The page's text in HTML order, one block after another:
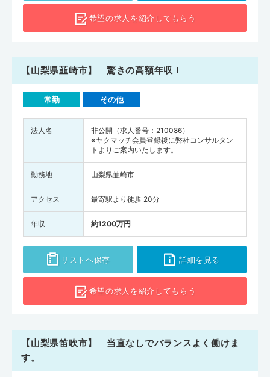
希望の求人を紹介してもらう
【山梨県韮崎市】 驚きの高額年収！
常勤 その他
法人名
非公開（求人番号：210086）
※ヤクマッチ会員登録後に弊社コンサルタン
トよりご案内いたします。
勤務地 山梨県韮崎市
アクセス 最寄駅より徒歩 20分
年収 約1200万円
リストへ保存 詳細を見る
希望の求人を紹介してもらう
【山梨県笛吹市】 当直なしでバランスよく働けま
す。